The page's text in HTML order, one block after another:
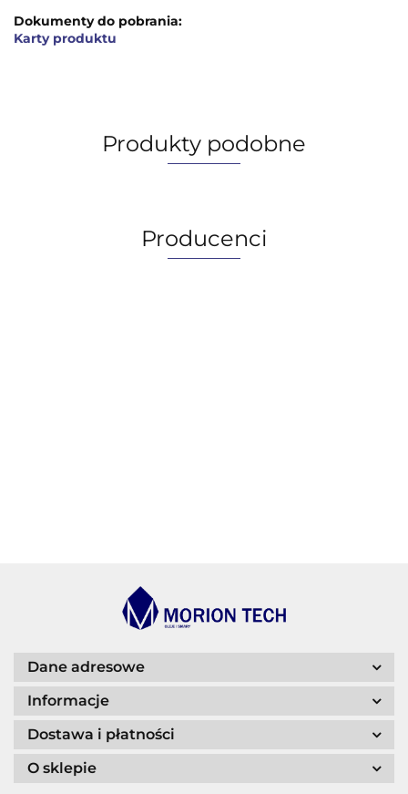
Dokumenty do pobrania:
Karty produktu
Produkty podobne
Producenci
Dane adresowe
Informacje
Dostawa i płatności
O sklepie